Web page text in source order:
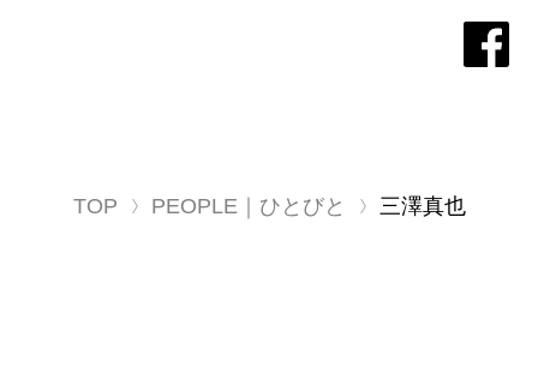
TOP PEOPLE｜ひとびと 三澤真也